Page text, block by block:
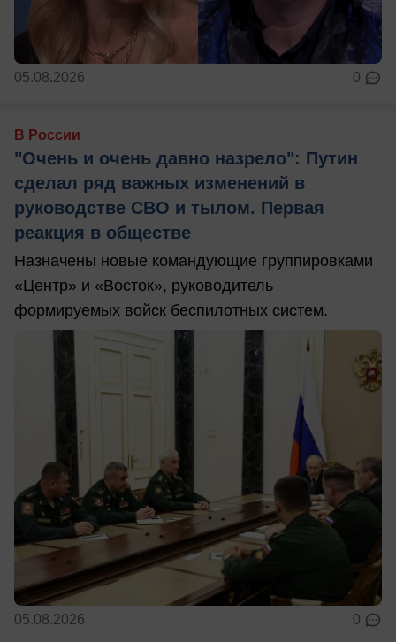
05.08.2026 0
В России
"Очень и очень давно назрело": Путин
сделал ряд важных изменений в
руководстве СВО и тылом. Первая
реакция в обществе
Назначены новые командующие группировками
«Центр» и «Восток», руководитель
формируемых войск беспилотных систем.
05.08.2026 0